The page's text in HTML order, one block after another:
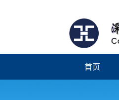
首页